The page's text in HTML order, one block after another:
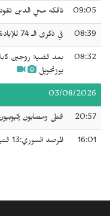
09:05 تافكه محي الدين
08:39 في ذكرى الـ 74 للإبادة الإيزيدية… العدالة لا تتحقق بالتذكّر
08:32
بعد قضية روجين
يوزنجويِل
03/08/2026
20:57 قتلى ومصابون
16:01 المرصد السوري:13 قتيلاً خلال 48 ساعة في مناطق سورية متفرقة